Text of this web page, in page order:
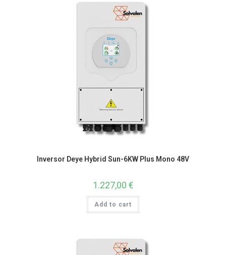
Inversor Deye Hybrid Sun-6KW Plus Mono 48V
1.227,00 €
Add to cart